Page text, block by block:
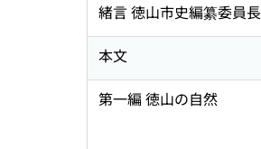
緒言 徳山市史編纂委員
本文
第一編 徳山の自然